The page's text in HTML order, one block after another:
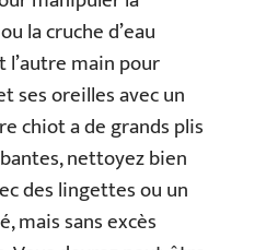
la cruche d’eau
main pour
ses oreilles avec un
chiot a de grands plis
nettoyez bien
des lingettes ou un
mais sans excès